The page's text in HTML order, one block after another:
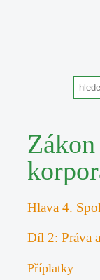
Hlava 4.
Díl 2: Práva
Příplatky